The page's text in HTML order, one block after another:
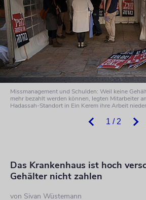
1 / 2
Missmanagement und Schulden: Weil keine
mehr bezahlt werden können, legten Mitarbeiter
Hadassah-Standort in Ein Kerem ihre Arbeit
Das Krankenhaus ist hoch
Gehälter nicht zahlen
von Sivan Wüstemann